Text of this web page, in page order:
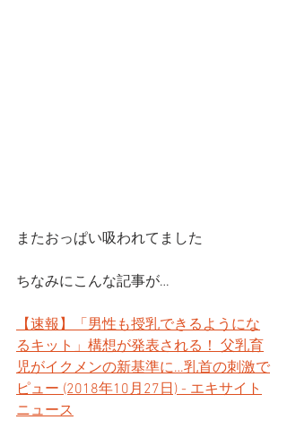
またおっぱい吸われてました
ちなみにこんな記事が…
【速報】「男性も授乳できるようにな
るキット」構想が発表される！ 父乳育
児がイクメンの新基準に…乳首の刺激で
ピュー (2018年10月27日) - エキサイト
ニュース